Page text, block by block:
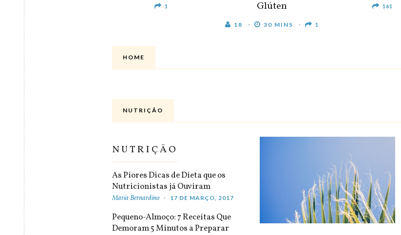
1
Glúten
18 30 MINS 1
161
HOME
NUTRIÇÃO
NUTRIÇÃO
As Piores Dicas de Dieta que os
Nutricionistas já Ouviram
Maria Bernardino 17 DE MARÇO, 2017
Pequeno-Almoço: 7 Receitas Que
Demoram 5 Minutos a Preparar